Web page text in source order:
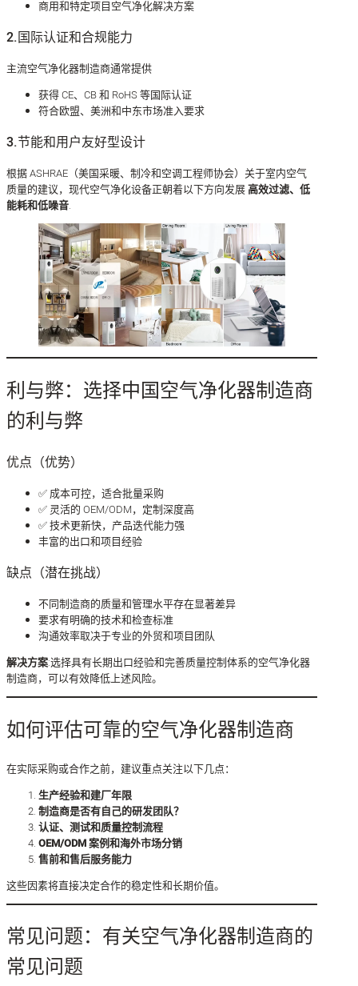
商用和特定项目空气净化解决方案
2.国际认证和合规能力
主流空气净化器制造商通常提供
获得 CE、CB 和 RoHS 等国际认证
符合欧盟、美洲和中东市场准入要求
3.节能和用户友好型设计
根据 ASHRAE（美国采暖、制冷和空调工程师协会）关于室内空气
质量的建议，现代空气净化设备正朝着以下方向发展高效过滤、低
能耗和低噪音.
利与弊：选择中国空气净化器制造商
的利与弊
优点（优势）
✅ 成本可控，适合批量采购
✅ 灵活的 OEM/ODM，定制深度高
✅ 技术更新快，产品迭代能力强
丰富的出口和项目经验
缺点（潜在挑战）
不同制造商的质量和管理水平存在显著差异
要求有明确的技术和检查标准
沟通效率取决于专业的外贸和项目团队
解决方案:选择具有长期出口经验和完善质量控制体系的空气净化器
制造商，可以有效降低上述风险。
如何评估可靠的空气净化器制造商
在实际采购或合作之前，建议重点关注以下几点：
生产经验和建厂年限
制造商是否有自己的研发团队？
认证、测试和质量控制流程
OEM/ODM 案例和海外市场分销
售前和售后服务能力
这些因素将直接决定合作的稳定性和长期价值。
常见问题：有关空气净化器制造商的
常见问题